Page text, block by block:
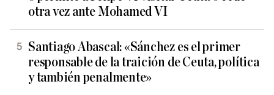
otra vez ante Mohamed VI
Santiago Abascal: «Sánchez es el primer
responsable de la traición de Ceuta, política
y también penalmente»